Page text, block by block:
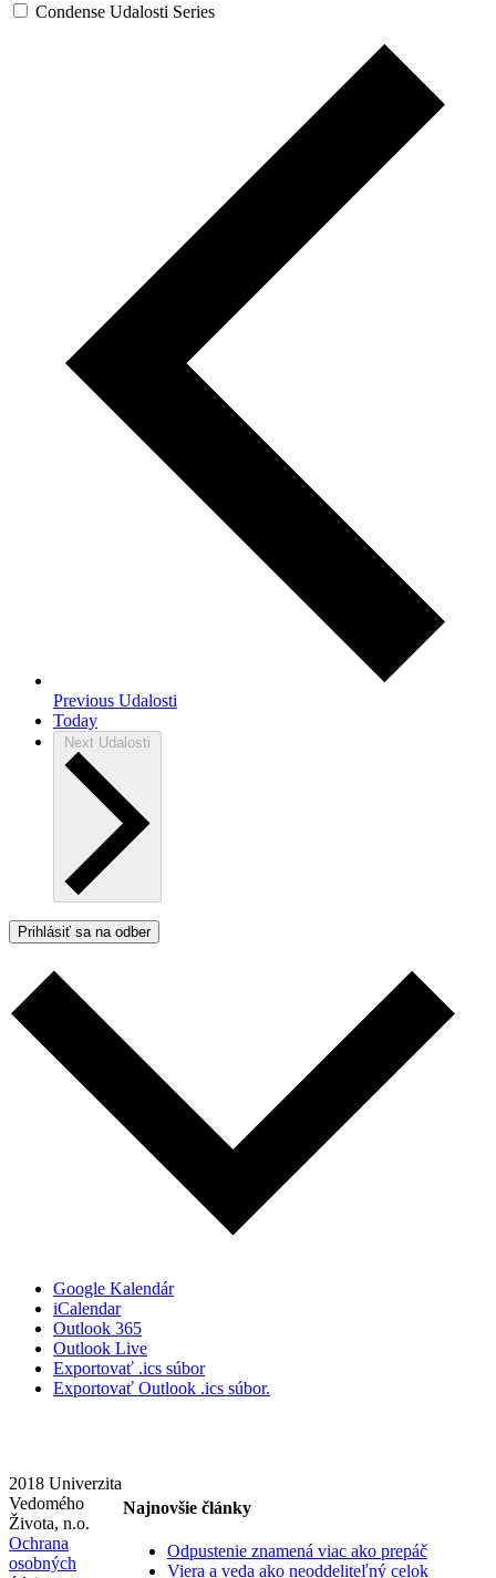
Condense Udalosti Series
Previous Udalosti
Today
Next Udalosti
Prihlásiť sa na odber
Google Kalendár
iCalendar
Outlook 365
Outlook Live
Exportovať .ics súbor
Exportovať Outlook .ics súbor.
Najnovšie články
Odpustenie znamená viac ako prepáč
Viera a veda ako neoddeliteľný celok
2018 Univerzita
Vedomého
Života, n.o.
Ochrana
osobných